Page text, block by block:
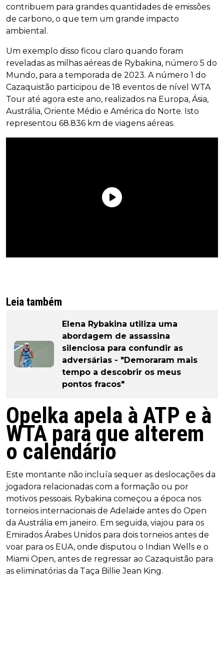
contribuem para grandes quantidades de emissões
de carbono, o que tem um grande impacto
ambiental.
Um exemplo disso ficou claro quando foram
reveladas as milhas aéreas de Rybakina, número 5 do
Mundo, para a temporada de 2023. A número 1 do
Cazaquistão participou de 18 eventos de nível WTA
Tour até agora este ano, realizados na Europa, Ásia,
Austrália, Oriente Médio e América do Norte. Isto
representou 68.836 km de viagens aéreas.
Leia também
Elena Rybakina utiliza uma
abordagem de assassina
silenciosa para confundir as
adversárias - "Demoraram mais
tempo a descobrir os meus
pontos fracos"
Opelka apela à ATP e à
WTA para que alterem
o calendário
Este montante não incluía sequer as deslocações da
jogadora relacionadas com a formação ou por
motivos pessoais. Rybakina começou a época nos
torneios internacionais de Adelaide antes do Open
da Austrália em janeiro. Em seguida, viajou para os
Emirados Árabes Unidos para dois torneios antes de
voar para os EUA, onde disputou o Indian Wells e o
Miami Open, antes de regressar ao Cazaquistão para
as eliminatórias da Taça Billie Jean King.